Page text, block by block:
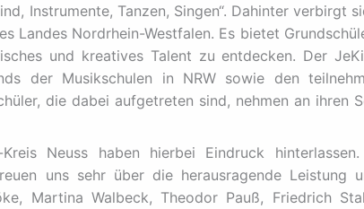
Instrumente, Tanzen, Singen“. Dahinter verbirgt
Landes Nordrhein-Westfalen. Es bietet
und kreatives Talent zu entdecken. Der
der Musikschulen in NRW sowie den
die dabei aufgetreten sind, nehmen an ihren
Neuss haben hierbei Eindruck hinterlassen.
uns sehr über die herausragende Leistung
Martina Walbeck, Theodor Pauß, Friedrich